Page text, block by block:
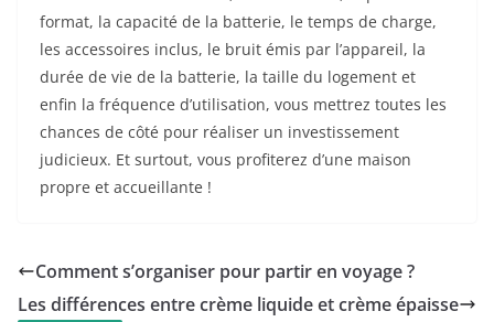
format, la capacité de la batterie, le temps de charge,
les accessoires inclus, le bruit émis par l’appareil, la
durée de vie de la batterie, la taille du logement et
enfin la fréquence d’utilisation, vous mettrez toutes les
chances de côté pour réaliser un investissement
judicieux. Et surtout, vous profiterez d’une maison
propre et accueillante !
Comment s’organiser pour partir en voyage ?
Les différences entre crème liquide et crème épaisse